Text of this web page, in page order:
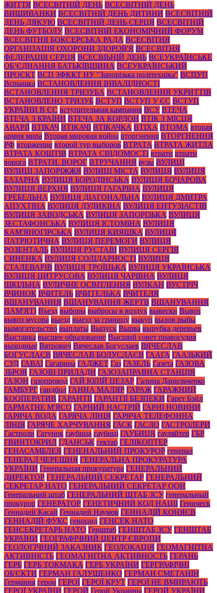
ЖИТТЯ ВСЕСВІТНІЙ ДЕНЬ ВСЕСВІТНІЙ ДЕНЬ
ВИШИВАНКИ ВСЕСВІТНІЙ ДЕНЬ ДИТИНИ ВСЕСВІТНІЙ
ДЕНЬ ДЯКУЮ ВСЕСВІТНІЙ ДЕНЬ СЕРЦЯ ВСЕСВІТНІЙ
ДЕНЬ ФУТБОЛУ ВСЕСВІТНІЙ ЕКОНОМІЧНИЙ ФОРУМ
ВСЕСВІТНЯ БОКСЕРСЬКА РАДА ВСЕСВІТНЯ
ОРГАНІЗАЦІЯ ОХОРОНИ ЗДОРОВ'Я ВСЕСВІТНЯ
ФЕДЕРАЦІЯ СЕРЦЯ ВСЕСВІЬНІЙ ДЕНЬ ВСЕУКРАЇНСЬКЕ
ОБ’ЄДНАННЯ БАТЬКІВЩИНА ВСЕУКРАЇНСЬКИЙ
ПРОЄКТ ВСП ЗФККТ НУ "Запорізька політехніка" ВСПУП
Вспышка ВСТАНОВЛЕННЯ ІНВАЛІДНОСТІ
ВСТАНОВЛЕННЯ ТРИЗУБА ВСТАНОВЛЕННЯ УКРИТТІВ
ВСТАНОВЛЕНО ТРИЗУБ ВСТУП ВСТУП У ЄС ВСТУП
УКРАЇНИ В ЄС вступительная кампания ВСУ ВТЕЧА
ВТЕЧА З КРАЇНИ ВТЕЧА ЗА КОРДОН ВТІК З МІСЦЯ
АВАРІЇ ВТІКАЧ ВТІКАЧІ ВТІКАЧКА ВТІХА ВТОМА вторая
армия мира Вторая мировая война вторгнення ВТОРГНЕННЯ
РФ вторжение второй тур выборов ВТРАТА ВТРАТА ЖИТЛА
ВТРАТА КОШТІВ ВТРАТА СВІДОМОСТІ втрати втрати
ворога ВТРАТИ. ВОРОГ ВТРУЧАННЯ вузы ВУЛИЦІ
ВУЛИЦІ ЗАПОРІЖЖЯ ВУЛИЦІ МІСТА ВУЛИЦЯ ВУЛИЦЯ
БАЗАРНА ВУЛИЦЯ БОРОДІНСЬКА ВУЛИЦЯ БОЧАРОВА
ВУЛИЦЯ ВЕРХНЯ ВУЛИЦЯ ГАГАРІНА ВУЛИЦЯ
ГРЕБЕЛЬНА ВУЛИЦЯ ДІАГОНАЛЬНА ВУЛИЦЯ ДМИТРА
АПУХТІНА ВУЛИЦЯ ДУДИКІНА ВУЛИЦЯ ЕНТУЗІАСТІВ
ВУЛИЦЯ ЗАВОДСЬКА ВУЛИЦЯ ЗАПОРІЗЬКА ВУЛИЦЯ
ЗЕСТАФОНСЬКА ВУЛИЦЯ ІСТОМІНА ВУЛИЦЯ
КАМ'ЯНОГІРСЬКА ВУЛИЦЯ КИЯШКА ВУЛИЦЯ
ПАТРІОТИЧНА ВУЛИЦЯ ПЕРЕМОГИ ВУЛИЦЯ
РОЗЕНТАЛЬ ВУЛИЦЯ РУСТАВІ ВУЛИЦЯ СЕРГІЯ
СИНЕНКА ВУЛИЦЯ СОЛІДАРНОСТІ ВУЛИЦЯ
СТАЛЕВАРІВ ВУЛИЦЯ ТРОЇЦЬКА ВУЛИЦЯ УКРАЇНСЬКА
ВУЛИЦЯ ЦИТРУСОВА ВУЛИЦЯ ЧАРІВНА ВУЛИЦЯ
ШКІЛЬНА ВУЛИЧНЕ ОСВІТЛЕННЯ ВУЛКАН ВУСТРІЧ
ВЧИНОК ВЧИТЕЛЬ ВЧИТЕЛЬКА ВЧИТЕЛЯ
ВШАНУВАННЯ ВШАНУВАННЯ ЖЕРТВ ВШАНУВАННЯ
ПАМ'ЯТІ Въезд выборы выбросы в воздух вывески Вывоз
вывоз мусора выезд выезд за границу выкуп вылов рыбы
вымогательство выплаты Выпуск Вырва вырубка деревьев
Выставка высшее образование Высший совет правосудия
выходные Вятрович Вячеслав Богуслаев ВЯЧЕСЛАВ
БОГУСЛАЄВ ВЯЧЕСЛАВ БОЛУСЛАЄВ ГААГА ГААЗЬКИЙ
СУД ГАВАЇ Гагарина ГАДЖЕТ Газ ГАЗЕЛЬ Газета ГАЗОВА
ЗБРОЯ ГАЗОВІ ПРИЛАДИ ГАЗОЗАПРАВНА СТАНЦІЯ
ГАЗОН газопровод ГАЙ ЮЛІЙ ЦЕЗАР Галина Данильченко
ГАМБУРГ гандбол ГАННА МАЛЯР ГАРАЖ ГАРАЖНИЙ
КООПЕРАТИВ ГАРАНТІЇ ГАРАНТІЇ БЕЗПЕКИ Гарет Бэйл
ГАРМАТНЕ М'ЯСО ГАРНИЙ НАСТРІЙ ГАРНІ НОВИНИ
ГАРЯЧА ВОДА ГАРЯЧА ЛІНІЯ ГАРЯЧА ТЕЛЕФОННА
ЛІНІЯ ГАРЯЧЕ ХАРЧУВАННЯ ГАСК ГАСЛО ГАСТРОЛЕРИ
Гастроли Гатунок гаубица гаубиці ГАУБИЦЯ гауляйтер ГБР
ГВИНТОКРИЛ ГДАНСЬК гектар ГЕЛІКОПТЕР
ГЕНАСАМБЛЕЯ ГЕНЕНАЛЬНИЙ ПРОКУРОР генерал
ГЕНЕРАЛ ЧЕРЕШНЯ ГЕНЕРАЛЬНА ПРОКУРАТУРА
УКРАЇНИ Генеральная прокуратура ГЕНЕРАЛЬНИЙ
ДИРЕКТОР ГЕНЕРАЛЬНИЙ СЕКРЕТАР ГЕНЕРАЛЬНИЙ
СЕКРЕТАР НАТО ГЕНЕРАЛЬНИЙ СЕКРЕТАР ООН
Генеральний штаб ГЕНЕРАЛЬНИЙ ШТАБ ЗСУ генеральный
прокурор ГЕНЕРАТОР ГЕНЕТИЧНИЙ КОД НАЦІЇ Геническ
Геннадий Касай Геннадий Наумов ГЕННАДІЙ КОНЯЄВ
ГЕННАДІЙ ФУКС геноцид ГЕНСЕК НАТО
ГЕНСЕКРЕТАРЬ НАТО Генштаб ГЕНШТАБ ЗСУ ГЕНШТАБ
УКРАЇНИ ГЕОГРАФІЧНИЙ ЦЕНТР ЄВРОПИ
ГЕОЛОГІЧНИЙ ЗАКАЗНИК ГЕОЛОКАЦІЯ ГЕОМАГНІТНА
АКТИВНІСТЬ ГЕОМАГНІТНА АКТИВНОСТЬ ГЕРАНЬ
ГЕРБ ГЕРБ ТОКМАКА ГЕРБ УКРАЇНИ ГЕРГРАФІЧНІ
ОБ'ЄКТИ ГЕРМАН ГАЛУЩЕНКО ГЕРМАН СМЕТАНІН
Германия герои ГЕРОЇ ГЕРОЇ КРУТ ГЕРОЇ НЕ ВМИРАЮТЬ
ГЕРОЇ УКРАЇНИ ГЕРОЙ Герой Украины ГЕРОЙ УКРАЇНИ